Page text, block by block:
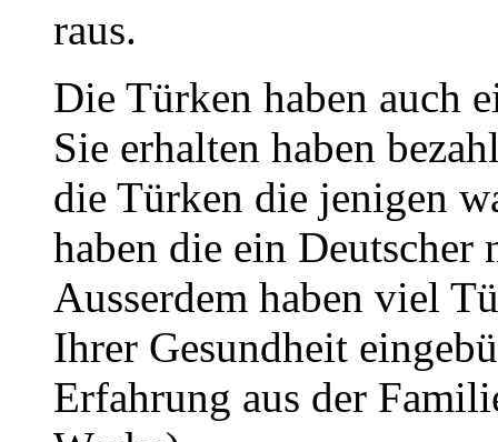
raus.
Die Türken haben auch
Sie erhalten haben
die Türken die jenigen
haben die ein Deutscher
Ausserdem haben viel
Ihrer Gesundheit
Erfahrung aus der